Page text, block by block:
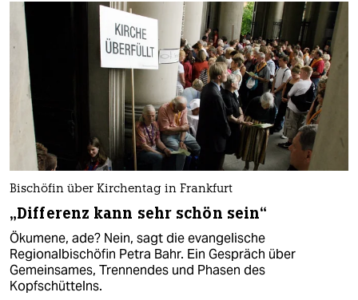
Bischöfin über Kirchentag in Frankfurt
„Differenz kann sehr schön sein“
Ökumene, ade? Nein, sagt die evangelische
Regionalbischöfin Petra Bahr. Ein Gespräch über
Gemeinsames, Trennendes und Phasen des
Kopfschüttelns.